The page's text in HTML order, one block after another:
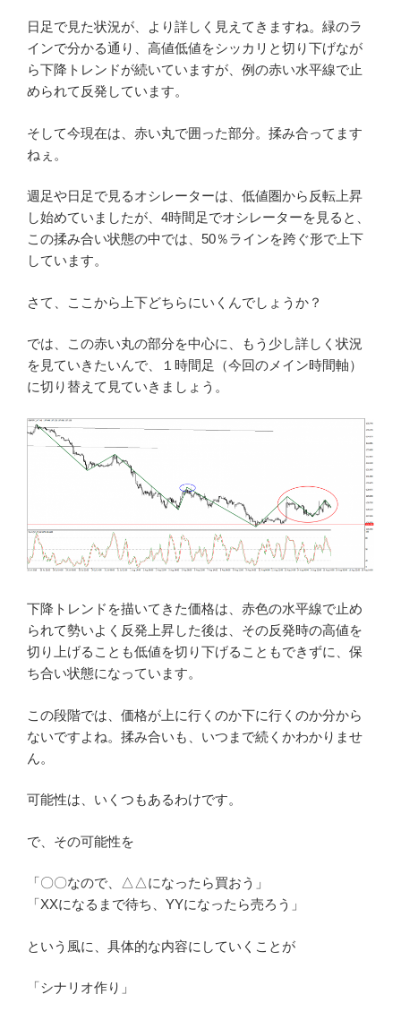
日足で見た状況が、より詳しく見えてきますね。緑のラ
インで分かる通り、高値低値をシッカリと切り下げなが
ら下降トレンドが続いていますが、例の赤い水平線で止
められて反発しています。
そして今現在は、赤い丸で囲った部分。揉み合ってます
ねぇ。
週足や日足で見るオシレーターは、低値圏から反転上昇
し始めていましたが、4時間足でオシレーターを見ると、
この揉み合い状態の中では、50％ラインを跨ぐ形で上下
しています。
さて、ここから上下どちらにいくんでしょうか？
では、この赤い丸の部分を中心に、もう少し詳しく状況
を見ていきたいんで、１時間足（今回のメイン時間軸）
に切り替えて見ていきましょう。
下降トレンドを描いてきた価格は、赤色の水平線で止め
られて勢いよく反発上昇した後は、その反発時の高値を
切り上げることも低値を切り下げることもできずに、保
ち合い状態になっています。
この段階では、価格が上に行くのか下に行くのか分から
ないですよね。揉み合いも、いつまで続くかわかりませ
ん。
可能性は、いくつもあるわけです。
で、その可能性を
「〇〇なので、△△になったら買おう」
「XXになるまで待ち、YYになったら売ろう」
という風に、具体的な内容にしていくことが
「シナリオ作り」